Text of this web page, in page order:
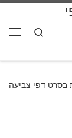
Search
בסרט דפי צביעה